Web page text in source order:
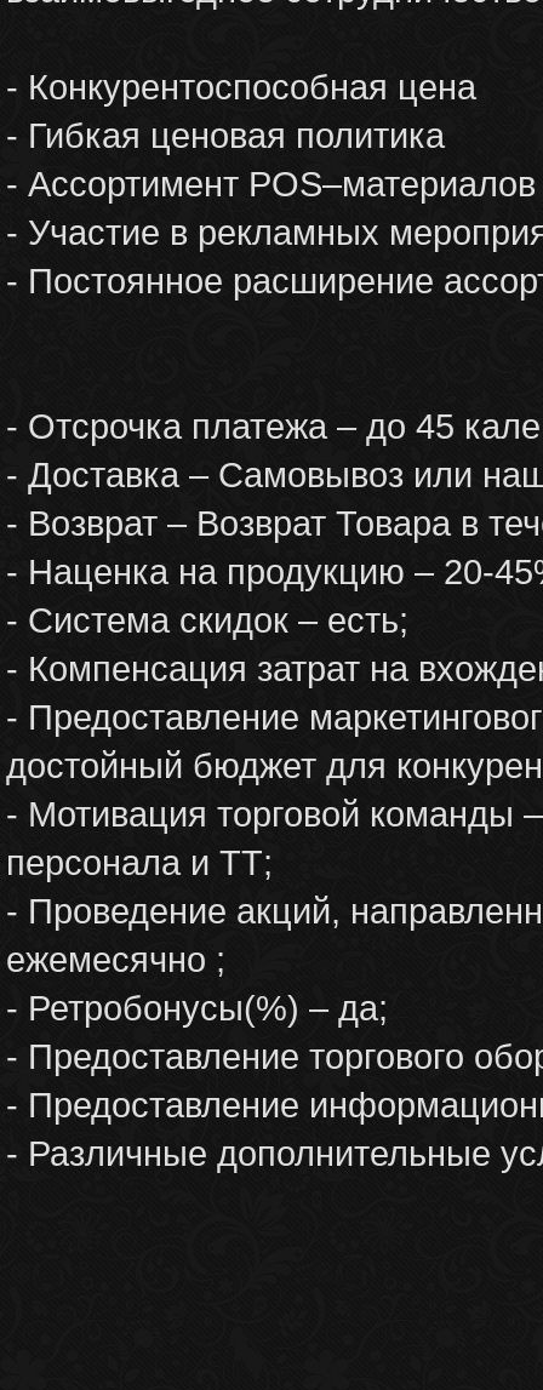
- Конкурентоспособная цена
- Гибкая ценовая политика
- Ассортимент
- Участие в рекламных
- Постоянное расширение
- Отсрочка платежа – до 45
- Доставка – Самовывоз или
- Возврат – Возврат Товара в
- Наценка на продукцию – 20-
- Система скидок – есть;
- Компенсация затрат на
- Предоставление
достойный бюджет для
- Мотивация торговой команды
персонала и ТТ;
- Проведение акций,
ежемесячно ;
- Ретробонусы(%) – да;
- Предоставление торгового
- Предоставление
- Различные дополнительные